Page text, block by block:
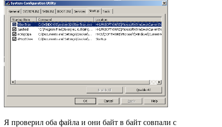
Я проверил оба файла и они байт в байт совпали с